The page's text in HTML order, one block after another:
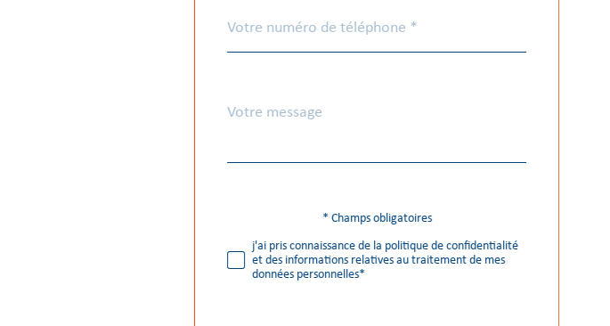
*
Fieldset
défaut
Message
Validation* Champs obligatoires
j'ai pris connaissance de la politique de confidentialité
et des informations relatives au traitement de mes
données personnelles*